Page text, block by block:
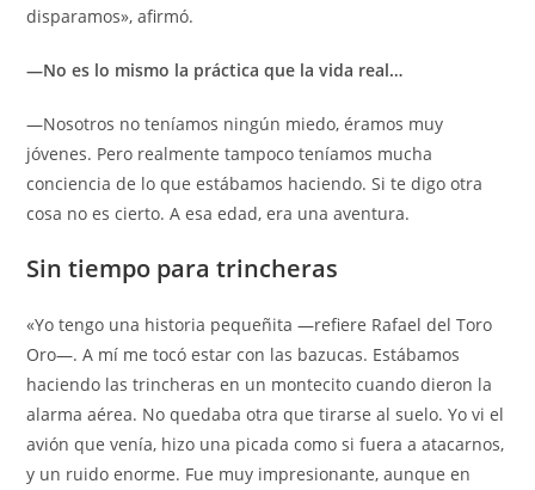
disparamos», afirmó.
—No es lo mismo la práctica que la vida real…
—Nosotros no teníamos ningún miedo, éramos muy
jóvenes. Pero realmente tampoco teníamos mucha
conciencia de lo que estábamos haciendo. Si te digo otra
cosa no es cierto. A esa edad, era una aventura.
Sin tiempo para trincheras
«Yo tengo una historia pequeñita —refiere Rafael del Toro
Oro—. A mí me tocó estar con las bazucas. Estábamos
haciendo las trincheras en un montecito cuando dieron la
alarma aérea. No quedaba otra que tirarse al suelo. Yo vi el
avión que venía, hizo una picada como si fuera a atacarnos,
y un ruido enorme. Fue muy impresionante, aunque en